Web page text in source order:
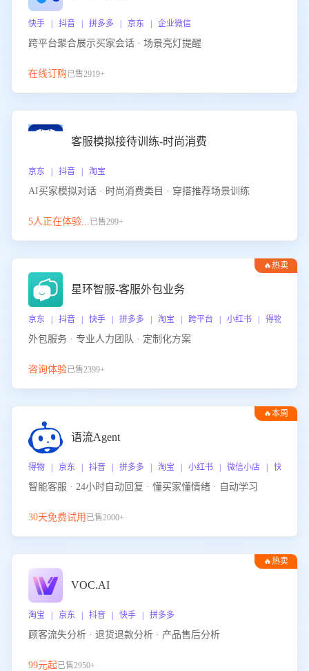
快手 | 抖音 | 拼多多 | 京东 | 企业微信
跨平台聚合展示买家会话 · 场景亮灯提醒
在线订购已售2919+
客服模拟接待训练-时尚消费
京东 | 抖音 | 淘宝
AI买家模拟对话 · 时尚消费类目 · 穿搭推荐场景训练
5人正在体验...已售299+
🔥热卖
星环智服-客服外包业务
京东 | 抖音 | 快手 | 拼多多 | 淘宝 | 跨平台 | 小红书 | 得物 | 企
外包服务 · 专业人力团队 · 定制化方案
咨询体验已售2399+
🔥本周
语流Agent
得物 | 京东 | 抖音 | 拼多多 | 淘宝 | 小红书 | 微信小店 | 快手 |
智能客服 · 24小时自动回复 · 懂买家懂情绪 · 自动学习
30天免费试用 已售2000+
🔥热卖
VOC.AI
淘宝 | 京东 | 抖音 | 快手 | 拼多多
顾客流失分析 · 退货退款分析 · 产品售后分析
99元起已售2950+